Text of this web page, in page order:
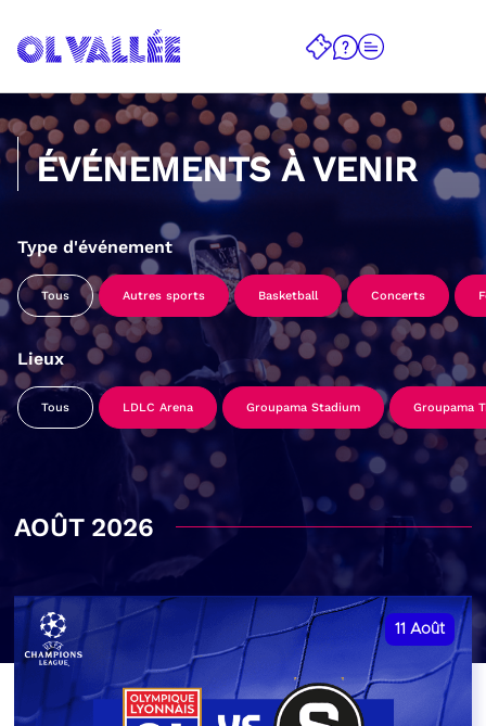
ÉVÉNEMENTS À VENIR
Type d'événement
Tous Autres sports Basketball Concerts
Lieux
Tous LDLC Arena Groupama Stadium Groupama
AOÛT 2026
11 Août